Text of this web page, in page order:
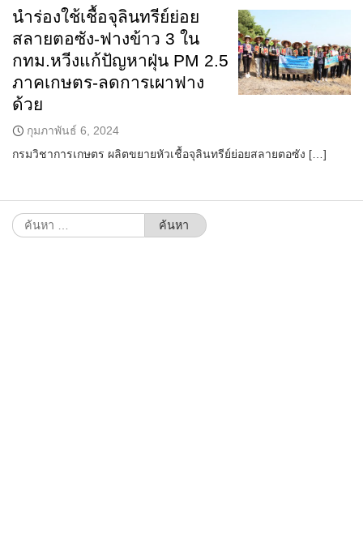
นำร่องใช้เชื้อจุลินทรีย์ย่อย
สลายตอซัง-ฟางข้าว 3 ใน
กทม.หวีงแก้ปัญหาฝุ่น PM 2.5
ภาคเกษตร-ลดการเผาฟาง
ด้วย
กุมภาพันธ์ 6, 2024
กรมวิชาการเกษตร ผลิตขยายหัวเชื้อจุลินทรีย์ย่อยสลายตอซัง […]
ค้นหา
สำหรับ: